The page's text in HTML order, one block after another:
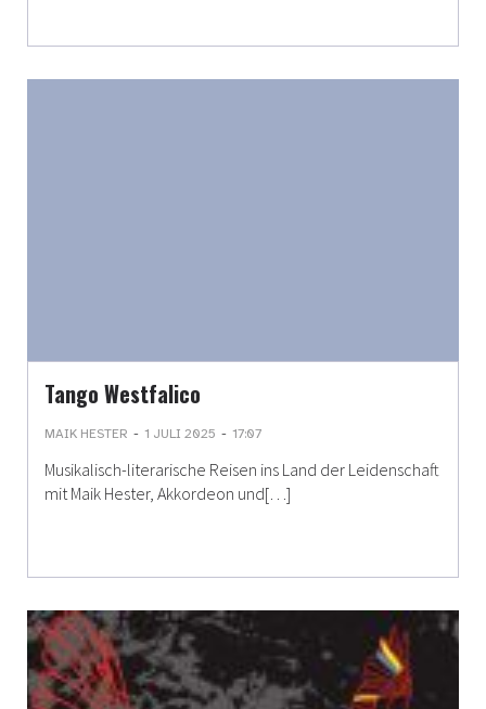
Tango Westfalico
MAIK HESTER - 1 JULI 2025 - 17:07
Musikalisch-literarische Reisen ins Land der Leidenschaft
mit Maik Hester, Akkordeon und[…]